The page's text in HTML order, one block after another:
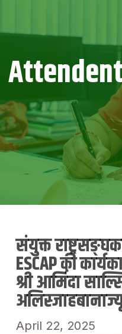
संयुक्त
ESCAP की
श्री आर्मिदा
April 22, 2025